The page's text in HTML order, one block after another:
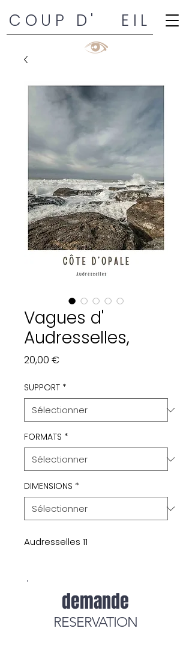
COUP D' EIL
Vagues d'
Audresselles,
20,00 €Prix
SUPPORT *
FORMATS *
DIMENSIONS *
Audresselles 11
demande
RESERVATION